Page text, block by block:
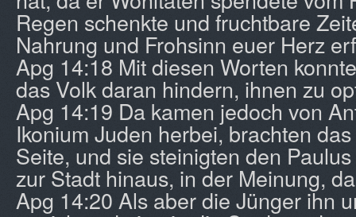
Regen schenkte und fruchtbare
Nahrung und Frohsinn euer Herz
Apg 14:18 Mit diesen Worten
das Volk daran hindern, ihnen zu
Apg 14:19 Da kamen jedoch von
Ikonium Juden herbei, brachten
Seite, und sie steinigten den
zur Stadt hinaus, in der Meinung,
Apg 14:20 Als aber die Jünger ihn